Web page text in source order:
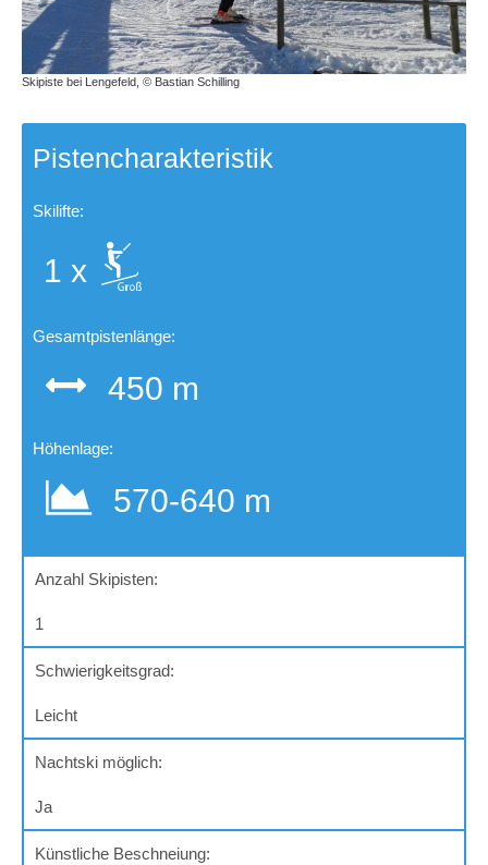
Skipiste bei Lengefeld, © Bastian Schilling
Pistencharakteristik
Skilifte:
1 x
Gesamtpistenlänge:
450 m
Höhenlage:
570-640 m
Anzahl Skipisten:
1
Schwierigkeitsgrad:
Leicht
Nachtski möglich:
Ja
Künstliche Beschneiung: